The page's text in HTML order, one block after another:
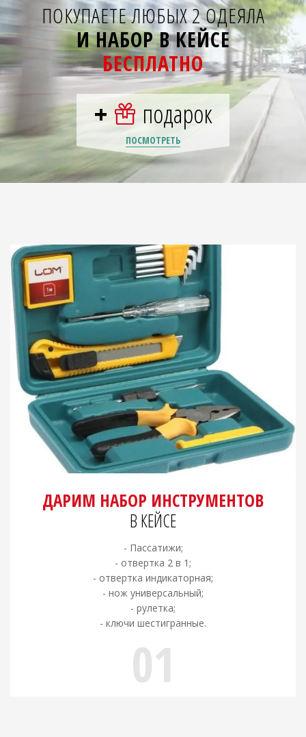
ПОКУПАЕТЕ ЛЮБЫХ 2 ОДЕЯЛА
И НАБОР В КЕЙСЕ
БЕСПЛАТНО
+ подарок
ПОСМОТРЕТЬ
ДАРИМ НАБОР ИНСТРУМЕНТОВ
В КЕЙСЕ
- Пассатижи;
- отвертка 2 в 1;
- отвертка индикаторная;
- нож универсальный;
- рулетка;
- ключи шестигранные.
01